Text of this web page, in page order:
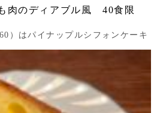
肉のディアブル風 40食限
）はパイナップルシフォンケーキ